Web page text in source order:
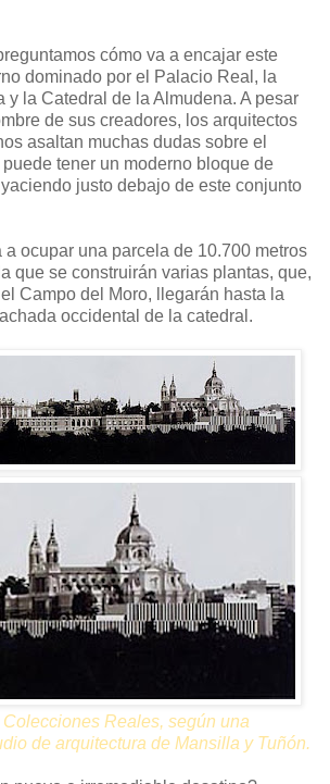
cómo va a encajar este
dominado por el Palacio Real, la
y la Catedral de la Almudena. A pesar
de sus creadores, los arquitectos
asaltan muchas dudas sobre el
tener un moderno bloque de
justo debajo de este conjunto
a ocupar una parcela de 10.700 metros
que se construirán varias plantas, que,
Campo del Moro, llegarán hasta la
occidental de la catedral.
Reales, según una
de arquitectura de Mansilla y Tuñón.